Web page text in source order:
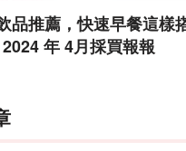
品推薦，快速早餐這樣
年 4月採買報報